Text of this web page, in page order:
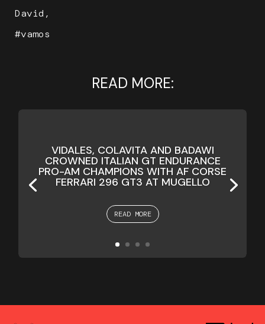
David,
#vamos
READ MORE:
VIDALES, COLAVITA AND BADAWI
CROWNED ITALIAN GT ENDURANCE
PRO-AM CHAMPIONS WITH AF CORSE
FERRARI 296 GT3 AT MUGELLO
READ MORE